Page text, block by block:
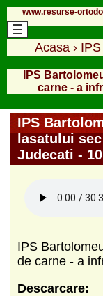
www.resurse-
Acasa ›
IPS
carne - a
IPS
lasatului
Judecati -
IPS
de carne - a
Descarcare: